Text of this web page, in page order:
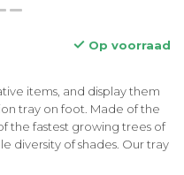
Op voorraad
items, and display them
tray on foot. Made of the
the fastest growing trees of
diversity of shades. Our tray